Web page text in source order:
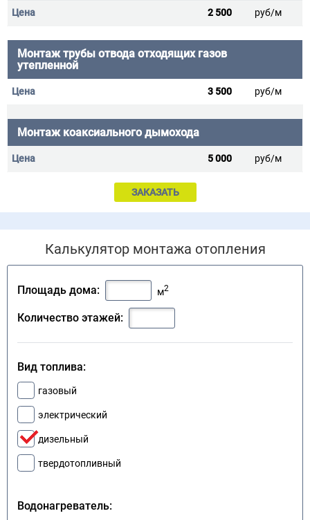
2 500 руб/м
Монтаж трубы отвода отходящих газов
утепленной
3 500 руб/м
Монтаж коаксиального дымохода
5 000 руб/м
ЗАКАЗАТЬ
Калькулятор монтажа отопления
Площадь дома: м2
Количество этажей:
Вид топлива:
газовый
электрический
дизельный
твердотопливный
Водонагреватель: